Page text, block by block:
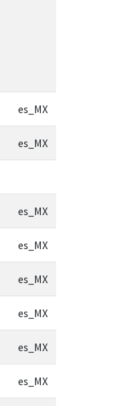
es_MX
es_MX
es_MX
es_MX
es_MX
es_MX
es_MX
es_MX